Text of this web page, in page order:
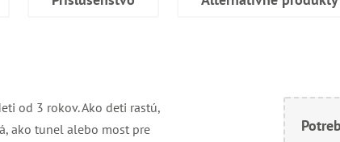
od 3 rokov. Ako deti rastú,
ako tunel alebo most pre